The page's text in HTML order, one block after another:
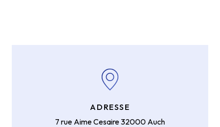
ADRESSE
7 rue Aime Cesaire32000 Auch